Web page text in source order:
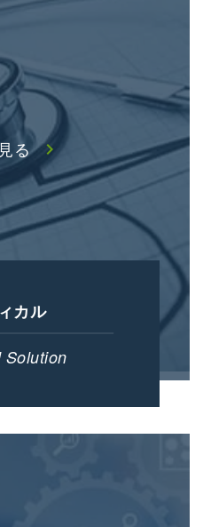
るchevron_right
カル
Solution